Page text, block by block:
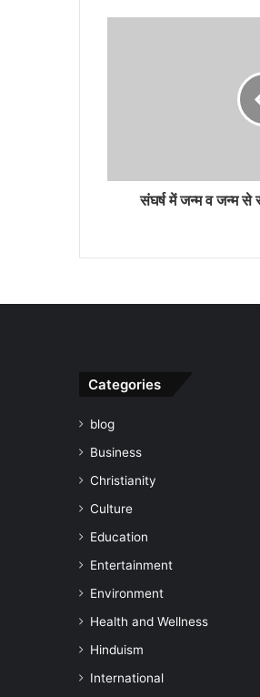
संघर्ष में जन्म व जन्म से
Categories
blog
Business
Christianity
Culture
Education
Entertainment
Environment
Health and Wellness
Hinduism
International